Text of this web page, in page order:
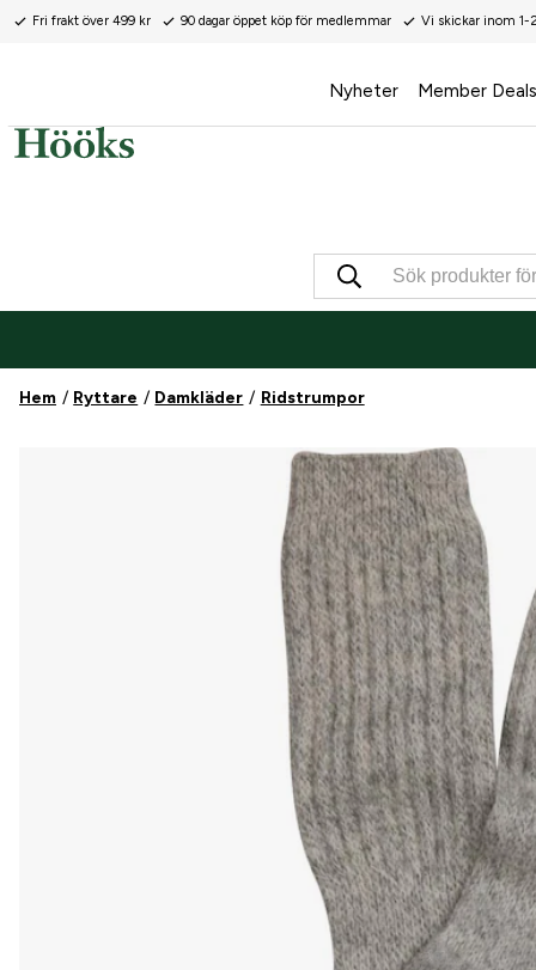
Fri frakt över 499 kr 90 dagar öppet köp för medlemmar Vi skickar inom 1-
Nyheter Member Deals
Hem Ryttare Damkläder Ridstrumpor